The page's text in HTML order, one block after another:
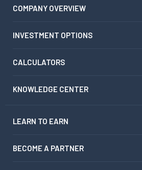
COMPANY OVERVIEW
INVESTMENT OPTIONS
CALCULATORS
KNOWLEDGE CENTER
LEARN TO EARN
BECOME A PARTNER